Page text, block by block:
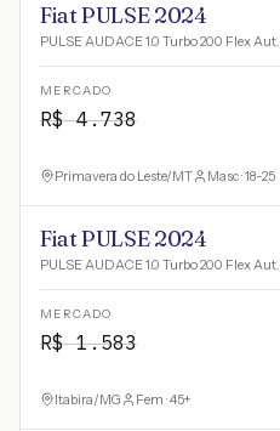
Fiat PULSE 2024
PULSE AUDACE 1.0 Turbo 200 Flex Aut.
MERCADO
R$4.738
Primavera do Leste/MT Masc · 18-25
Fiat PULSE 2024
PULSE AUDACE 1.0 Turbo 200 Flex Aut.
MERCADO
R$1.583
Itabira/MG Fem · 45+